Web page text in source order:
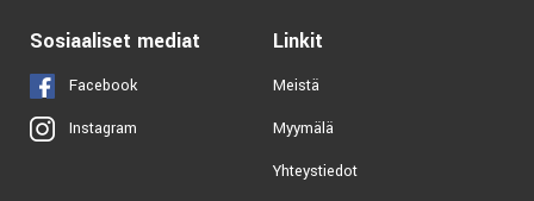
Sosiaaliset mediat
Facebook
Instagram
Linkit
Meistä
Myymälä
Yhteystiedot